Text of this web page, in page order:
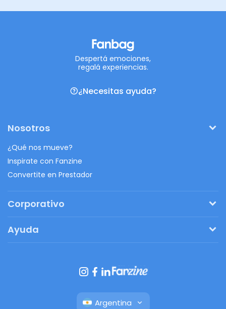
Despertá emociones,
regalá experiencias.
¿Necesitas ayuda?
Nosotros
¿Qué nos mueve?
Inspirate con Fanzine
Convertite en Prestador
Corporativo
Regalos originales
Ayuda
Botón de arrepentimiento
Argentina